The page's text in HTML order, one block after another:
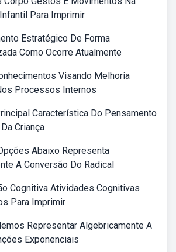
Para Imprimir
Estratégico De Forma
Como Ocorre Atualmente
Visando Melhoria
Processos Internos
Característica Do Pensamento
Criança
Abaixo Representa
A Conversão Do Radical
Cognitiva Atividades Cognitivas
Para Imprimir
Representar Algebricamente A
Exponenciais